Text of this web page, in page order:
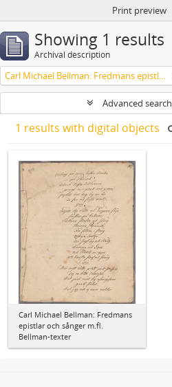
Print preview
Showing 1 results
Archival description
Carl Michael Bellman: Fredmans epistlar och sånger m.fl. Bellman-texter
Advanced
1 results with digital objects
Carl Michael Bellman: Fredmans
epistlar och sånger m.fl.
Bellman-texter